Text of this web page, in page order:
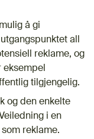
å gi
all
reklame, og
tilgjengelig.
og den enkelte
i en
reklame.